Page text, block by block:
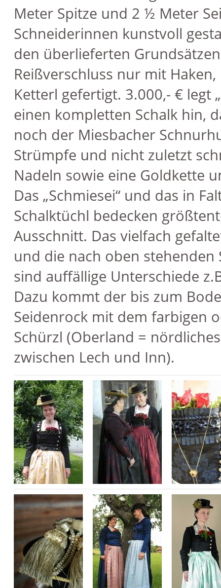
Meter Spitze und 2 ½ Meter
Schneiderinnen kunstvoll
den überlieferten
Reißverschluss nur mit
Ketterl gefertigt. 3.000,- € legt
einen kompletten Schalk hin,
noch der Miesbacher
Strümpfe und nicht zuletzt
Nadeln sowie eine Goldkette
Das „Schmiesei“ und das in
Schalktüchl bedecken
Ausschnitt. Das vielfach
und die nach oben stehenden
sind auffällige Unterschiede
Dazu kommt der bis zum
Seidenrock mit dem farbigen
Schürzl (Oberland =
zwischen Lech und Inn).